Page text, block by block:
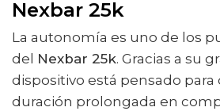
Nexbar 25k
La autonomía es uno de los
del Nexbar 25k. Gracias a su
dispositivo está pensado para
duración prolongada en